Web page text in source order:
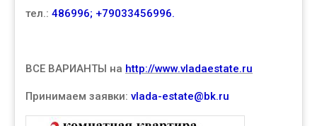
тел.: 486996; +79033456996.
ВСЕ ВАРИАНТЫ на http://www.vladaestate.ru
Принимаем заявки: vlada-estate@bk.ru